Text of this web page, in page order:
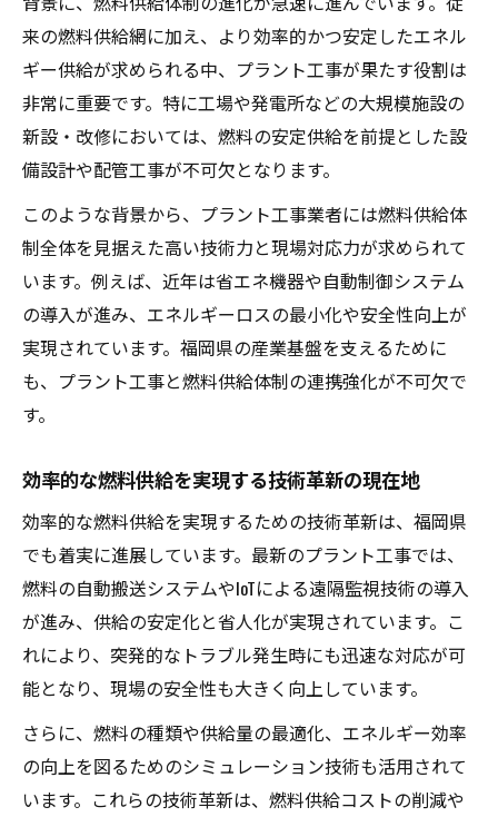
来の燃料供給網に加え、より効率的かつ安定したエネル
ギー供給が求められる中、プラント工事が果たす役割は
非常に重要です。特に工場や発電所などの大規模施設の
新設・改修においては、燃料の安定供給を前提とした設
備設計や配管工事が不可欠となります。
このような背景から、プラント工事業者には燃料供給体
制全体を見据えた高い技術力と現場対応力が求められて
います。例えば、近年は省エネ機器や自動制御システム
の導入が進み、エネルギーロスの最小化や安全性向上が
実現されています。福岡県の産業基盤を支えるために
も、プラント工事と燃料供給体制の連携強化が不可欠で
す。
効率的な燃料供給を実現する技術革新の現在地
効率的な燃料供給を実現するための技術革新は、福岡県
でも着実に進展しています。最新のプラント工事では、
燃料の自動搬送システムやIoTによる遠隔監視技術の導入
が進み、供給の安定化と省人化が実現されています。こ
れにより、突発的なトラブル発生時にも迅速な対応が可
能となり、現場の安全性も大きく向上しています。
さらに、燃料の種類や供給量の最適化、エネルギー効率
の向上を図るためのシミュレーション技術も活用されて
います。これらの技術革新は、燃料供給コストの削減や